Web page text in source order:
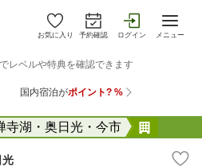
お気に入り 予約確認 ログイン メニュー
寺湖・奥日光・今市